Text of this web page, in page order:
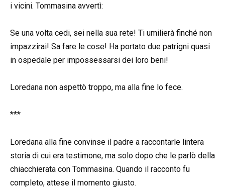
i vicini. Tommasina avvertì:
Se una volta cedi, sei nella sua rete! Ti umilierà finché non
impazzirai! Sa fare le cose! Ha portato due patrigni quasi
in ospedale per impossessarsi dei loro beni!
Loredana non aspettò troppo, ma alla fine lo fece.
***
Loredana alla fine convinse il padre a raccontarle lintera
storia di cui era testimone, ma solo dopo che le parlò della
chiacchierata con Tommasina. Quando il racconto fu
completo, attese il momento giusto.